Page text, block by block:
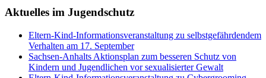
Aktuelles im Jugendschutz
Eltern-Kind-Informationsveranstaltung zu selbstgefährdendem
Verhalten am 17. September
Sachsen-Anhalts Aktionsplan zum besseren Schutz von
Kindern und Jugendlichen vor sexualisierter Gewalt